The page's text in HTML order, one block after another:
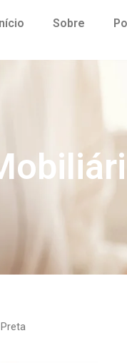
Sobre